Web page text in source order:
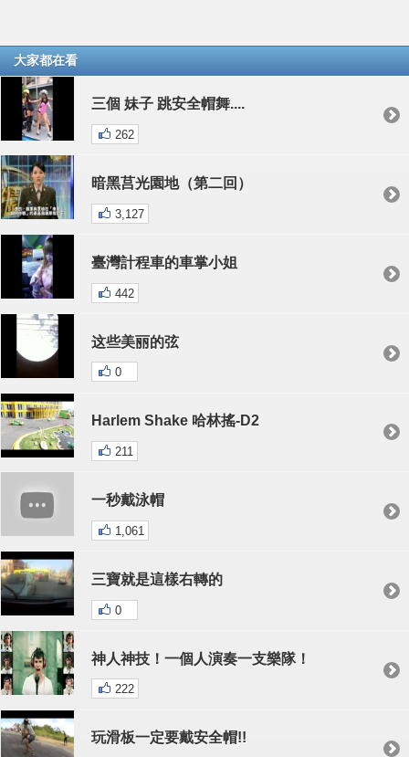
大家都在看
三個 妹子 跳安全帽舞....
262
暗黑莒光園地（第二回）
3,127
臺灣計程車的車掌小姐
442
这些美丽的弦
0
Harlem Shake 哈林搖-D2
211
一秒戴泳帽
1,061
三寶就是這樣右轉的
0
神人神技！一個人演奏一支樂隊！
222
玩滑板一定要戴安全帽!!